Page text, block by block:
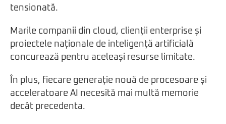
tensionată.
Marile companii din cloud, clienții enterprise și
proiectele naționale de inteligență artificială
concurează pentru aceleași resurse limitate.
În plus, fiecare generație nouă de procesoare și
acceleratoare AI necesită mai multă memorie
decât precedenta.